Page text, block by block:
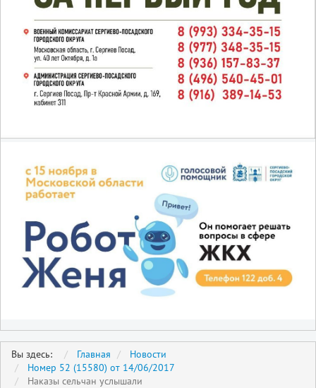
Вы здесь: Главная
Новости
Номер 52 (15580) от 14/06/2017
Наказы сельчан услышали